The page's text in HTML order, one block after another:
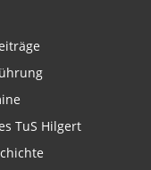
TuS Hilgert